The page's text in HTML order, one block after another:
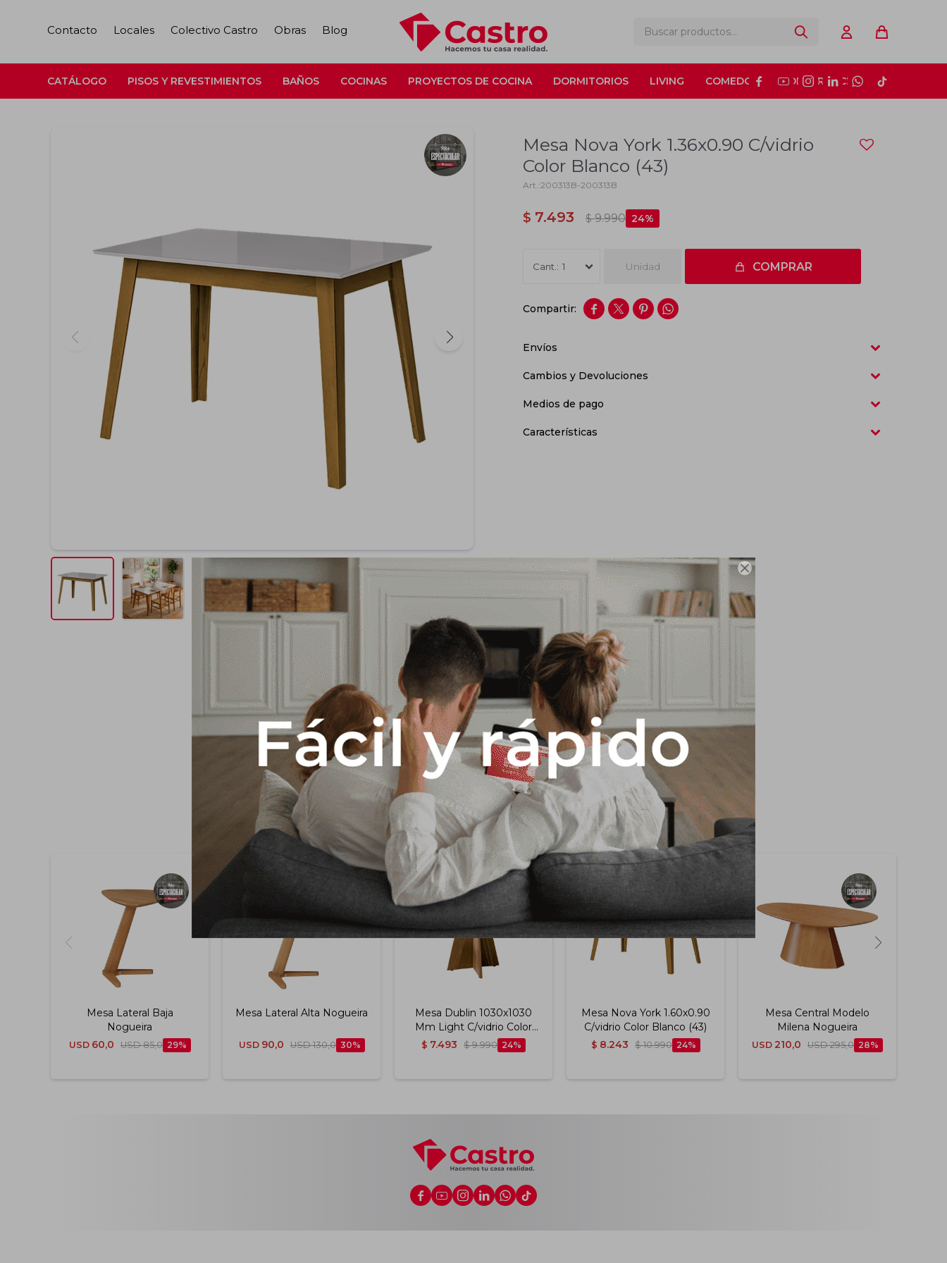

CATÁLOGO PISOS Y REVESTIMIENTOS BAÑOS COCINAS PROYECTOS DE COCINA DORMITORIOS LIVING COMEDOR CONSTRUCCIÓN
     
Contacto Locales Colectivo Castro Obras Blog
Mesa Nova York 1.36x0.90 C/vidrio
Color Blanco (43)
200313B-200313B
$ 7.493 $ 9.990 24
1 Unidad COMPRAR
   
Envíos
Cambios y Devoluciones
Medios de pago
Características
Descripción
Producto fabricado en MDF Tablero de MDF de 15 mm con cristal de 4 mm Acabado con pintura UV y PU en los
cantos Cantos biselados y redondeados del tablero Base de MDF de 25 mm
Productos que te pueden interesar
Mesa Lateral Baja
Nogueira
USD 60,0 USD 85,0 29
Mesa Lateral Alta Nogueira
USD 90,0 USD 130,0 30
Mesa Dublin 1030x1030
Mm Light C/vidrio Color
Preto (46)
$ 7.493 $ 9.990 24
Mesa Nova York 1.60x0.90
C/vidrio Color Blanco (43)
$ 8.243 $ 10.990 24
Mesa Central Modelo
Milena Nogueira
USD 210,0 USD 295,0 28
     